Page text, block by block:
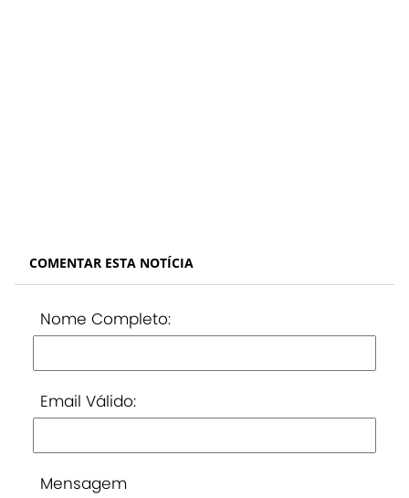
COMENTAR ESTA NOTÍCIA
Nome Completo:
Email Válido:
Mensagem